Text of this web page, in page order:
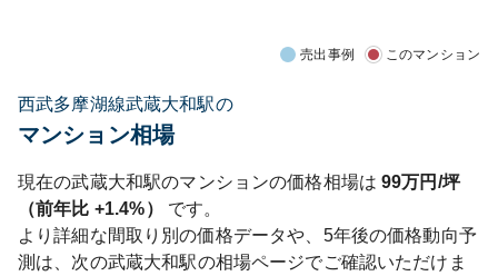
売出事例 このマンション
西武多摩湖線武蔵大和駅の
マンション相場
現在の武蔵大和駅のマンションの価格相場は 99万円/坪
（前年比 +1.4%）
です。
より詳細な間取り別の価格データや、5年後の価格動向予
測は、次の武蔵大和駅の相場ページでご確認いただけま